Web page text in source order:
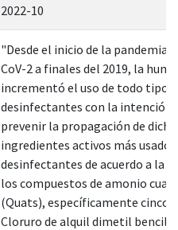
2022-10
"Desde el inicio de la pandemia
CoV-2 a finales del 2019, la
incrementó el uso de todo tipo
desinfectantes con la intención
prevenir la propagación de
ingredientes activos más
desinfectantes de acuerdo a la
los compuestos de amonio
(Quats), específicamente cinco
Cloruro de alquil dimetil bencil